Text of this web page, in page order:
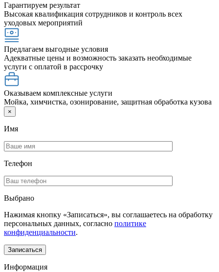
Гарантируем результат
Высокая квалификация сотрудников и контроль всех
уходовых мероприятий
Предлагаем выгодные условия
Адекватные цены и возможность заказать необходимые
услуги с оплатой в рассрочку
Оказываем комплексные услуги
Мойка, химчистка, озонирование, защитная обработка кузова
×
Имя
Телефон
Выбрано
Нажимая кнопку «Записаться», вы соглашаетесь на обработку
персональных данных, согласно политике
конфиденциальности.
Информация